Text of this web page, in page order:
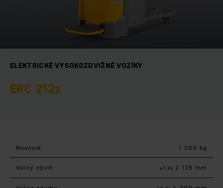
ELEKTRICKÉ VYSOKOZDVIŽNÉ VOZÍKY
ERC 212z
Nosnosť 1 200 kg
Voľný zdvih až do 2 125 mm